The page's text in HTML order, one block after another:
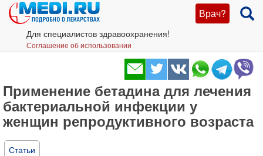
Врач?
Для специалистов здравоохранения!
Соглашение об использовании
Применение бетадина для лечения
бактериальной инфекции у
женщин репродуктивного возраста
Статьи